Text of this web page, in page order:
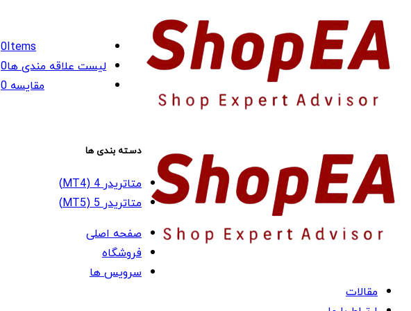
0Items
لیست علاقه مندی ها0
مقایسه0
دسته بندی ها
متاتریدر 4 (MT4)
متاتریدر 5 (MT5)
صفحه اصلی
فروشگاه
سرویس ها
مقالات